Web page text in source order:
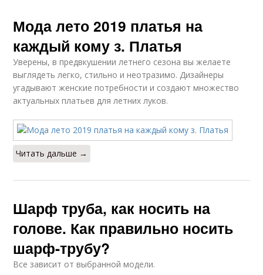
Мода лето 2019 платья на
каждый кому з. Платья
Уверены, в предвкушении летнего сезона вы желаете
выглядеть легко, стильно и неотразимо. Дизайнеры
угадывают женские потребности и создают множество
актуальных платьев для летних луков.
Читать дальше →
Шарф труба, как носить на
голове. Как правильно носить
шарф-трубу?
Все зависит от выбранной модели.